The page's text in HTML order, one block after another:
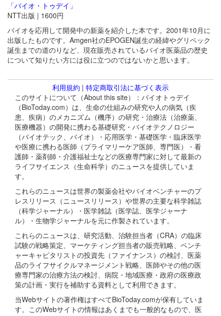
「バイオ・トゥデイ」
NTT出版 | 1600円
バイオを応用して開発中の新薬を紹介した本です。2001年10月に
出版したものです。Amgen社のEPOGEN誕生の経緯やグリベック
誕生までの道のりなど、現在販売されているバイオ医薬品の歴史
について知りたい方には役に立つのではないかと思います。
利用規約 | 特定商取引法に基づく表示
このサイトについて（About this site）：バイオトゥデイ
（BioToday.com）は、生命の仕組みの研究や人の病気（疾
患、疾病）のメカニズム（機序）の研究・治療法（治療薬、
医療機器）の開発に携わる基礎研究・バイオテクノロジー
（バイオテック、バイオ）・応用医学・基礎医学・臨床医学
や医療に携わる医師（プライマリーケア医師、専門医）・看
護師・薬剤師・介護福祉士などの医療専門家に対して最新の
ライフサイエンス（生命科学）のニュースを提供していま
す。
これらのニュースは世界の製薬会社やバイオベンチャーのプ
レスリリース（ニュースリリース）や世界の主要な科学雑誌
（科学ジャーナル）・医学雑誌（医学誌、医学ジャーナ
ル）・生物学ジャーナルを元に作製されています。
これらのニュースは、研究活動、治験担当者（CRA）の臨床
試験の戦略策定、マーケティング担当者の販売戦略、ベンチ
ャーキャピタリストの投資先（ファイナンス）の検討、医薬
品のライフサイクルマネージメント戦略、医師やその他の医
療専門家の治療方法の検討、病院・地域医療・政府の医療政
策の計画・実行を補助する資料として利用できます。
当Webサイトの著作権はすべてBioToday.comが保有していま
す。このWebサイトの情報はあくまでも一般的なもので、医